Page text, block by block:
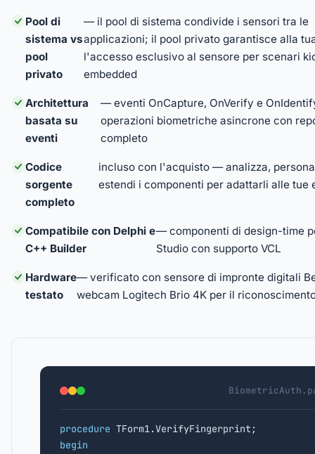
Pool di
sistema vs
pool
privato
— il pool di sistema condivide i sensori tra le
applicazioni; il pool privato garantisce alla
l'accesso esclusivo al sensore per scenari
embedded
Architettura
basata su
eventi
— eventi OnCapture, OnVerify e
operazioni biometriche asincrone con
completo
Codice
sorgente
completo
incluso con l'acquisto — analizza,
estendi i componenti per adattarli alle tue
Compatibile con Delphi e
C++ Builder
— componenti di design-time
Studio con supporto VCL
Hardware
testato
— verificato con sensore di impronte digitali
webcam Logitech Brio 4K per il
procedure
begin